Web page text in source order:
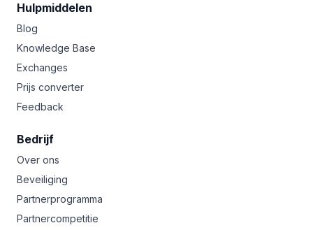
Hulpmiddelen
Blog
Knowledge Base
Exchanges
Prijs converter
Feedback
Bedrijf
Over ons
Beveiliging
Partnerprogramma
Partnercompetitie